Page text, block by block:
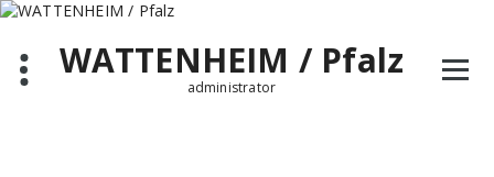
Zum
springenWATTENHEIM / Pfalz
administrator